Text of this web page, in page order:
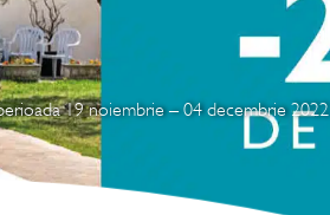
19 noiembrie – 04 decembrie 2022